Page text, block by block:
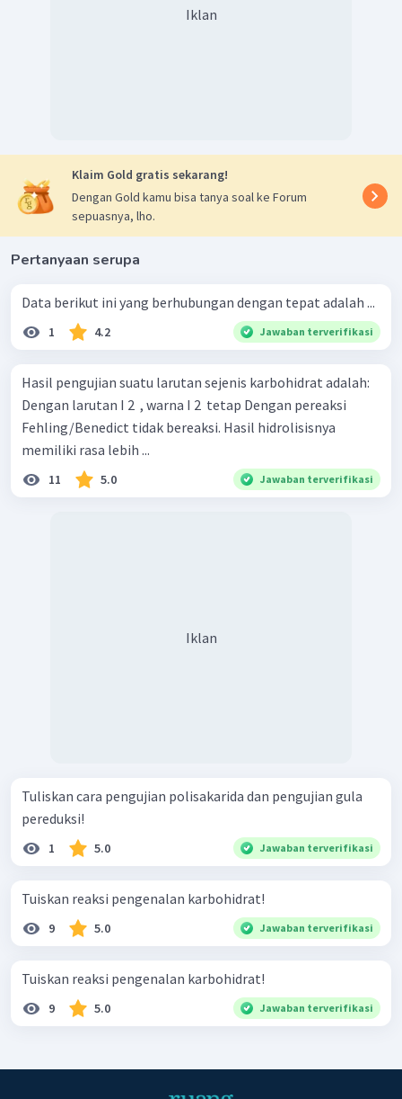
dengan larutan Benedict.
Uji barfoed
Endapan warna merah oranye
glukosa di dalam sampel.
Iklan
Klaim Gold gratis sekarang!
Dengan Gold kamu bisa tanya soal ke Forum
sepuasnya, lho.
Pertanyaan serupa
Data berikut ini yang berhubungan dengan tepat adalah ...
1 4.2 Jawaban terverifikasi
Hasil pengujian suatu larutan sejenis karbohidrat adalah:
Dengan larutan I 2 ​ , warna I 2 ​ tetap Dengan pereaksi
Fehling/Benedict tidak bereaksi. Hasil hidrolisisnya
memiliki rasa lebih ...
11 5.0 Jawaban terverifikasi
Iklan
Tuliskan cara pengujian polisakarida dan pengujian gula
pereduksi!
1 5.0 Jawaban terverifikasi
Tuiskan reaksi pengenalan karbohidrat!
9 5.0 Jawaban terverifikasi
Tuiskan reaksi pengenalan karbohidrat!
9 5.0 Jawaban terverifikasi